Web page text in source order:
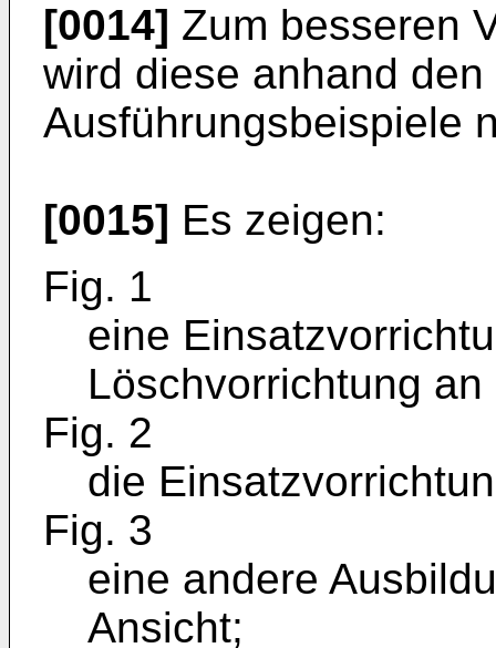
[0014] Zum besseren
wird diese anhand
Ausführungsbeispiele
[0015] Es zeigen:
Fig. 1
eine
Löschvorrichtung
Fig. 2
die
Fig. 3
eine andere
Ansicht;